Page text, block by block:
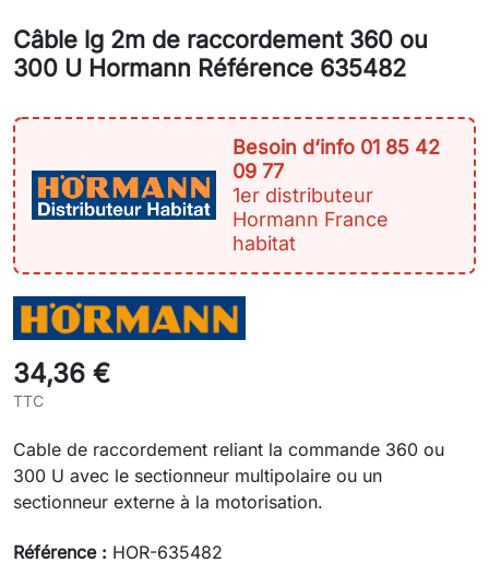
Câble lg 2m de raccordement 360 ou
300 U Hormann Référence 635482
Besoin d‘info 01 85 42
09 77
1er distributeur
Hormann France
habitat
34,36 €
TTC
Cable de raccordement reliant la commande 360 ou
300 U avec le sectionneur multipolaire ou un
sectionneur externe à la motorisation.
Référence : HOR-635482